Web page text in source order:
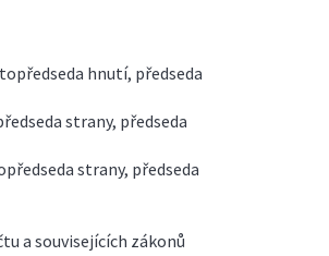
hnutí, předseda
strany, předseda
strany, předseda
a souvisejících zákonů